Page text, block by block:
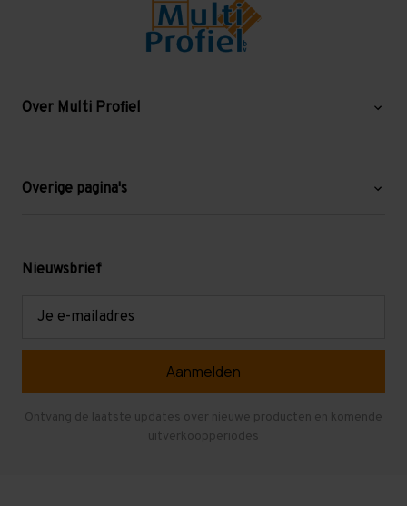
Over Multi Profiel
Blog
Levering en afhalen
Overige pagina's
Mezzanine
Gebruikte entresolvloeren
Nieuwsbrief
Ontvang de laatste updates over nieuwe producten en komende
uitverkoopperiodes